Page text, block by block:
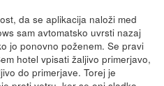
da se aplikacija naloži med
sam avtomatsko uvrsti nazaj
jo ponovno poženem. Se pravi
hotel vpisati žaljivo primerjavo,
do primerjave. Torej je